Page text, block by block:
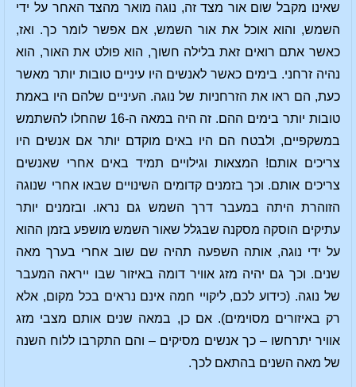
שאינו מקבל שום אור מצד זה, נוגה מואר מהצד האחר על ידי
השמש, והוא אוכל את אור השמש, אם אפשר לומר כך. ואז,
כאשר אתם רואים זאת בלילה חשוך, הוא פולט את האור, הוא
נהיה זרחני. בימים כאשר לאנשים היו עיניים טובות יותר מאשר
כעת, הם ראו את הזרחניות של נוגה. העיניים שלהם היו באמת
טובות יותר בימים ההם. זה היה במאה ה-16 שהחלו להשתמש
במשקפיים, ולבטח הם היו באים מוקדם יותר אם אנשים היו
צריכים אותם! המצאות וגילויים תמיד באים אחרי שאנשים
צריכים אותם. וכך בזמנים קדומים השינויים שבאו אחרי שנוגה
הזוהרת היתה במעבר דרך השמש גם נראו. ובזמנים יותר
עתיקים הוסקה מסקנה שבגלל שאור השמש מושפע בזמן ההוא
על ידי נוגה, אותה השפעה תהיה שם שוב אחרי בערך מאה
שנים. וכך גם יהיה מזג אוויר דומה באיזור שבו ייראה המעבר
של נוגה. (כידוע לכם, ליקויי חמה אינם נראים בכל מקום, אלא
רק באיזורים מסוימים). אם כן, במאה שנים אותם מצבי מזג
אוויר יתרחשו – כך אנשים מסיקים – והם התקרבו ללוח השנה
של מאה השנים בהתאם לכך.